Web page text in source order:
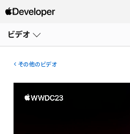
ビデオ
ー
その他のビデオ